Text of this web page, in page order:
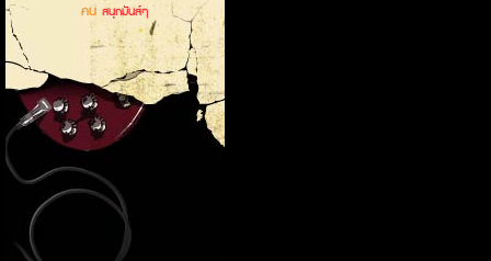
คน สนุกมันส์ๆ